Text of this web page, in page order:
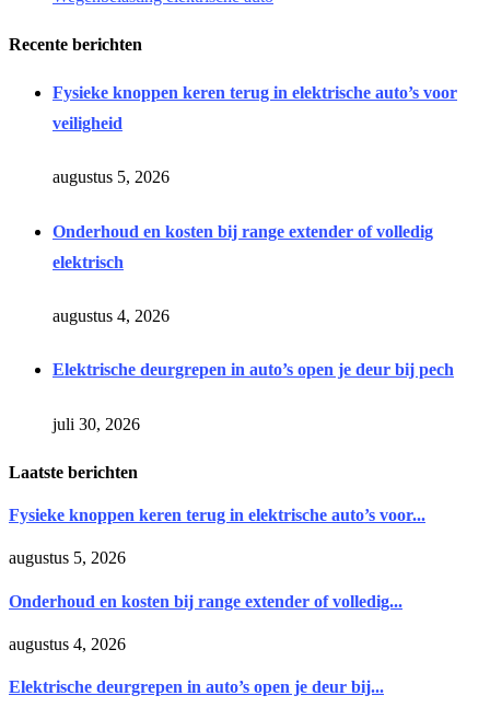
Recente berichten
Fysieke knoppen keren terug in elektrische auto’s voor
veiligheid
augustus 5, 2026
Onderhoud en kosten bij range extender of volledig
elektrisch
augustus 4, 2026
Elektrische deurgrepen in auto’s open je deur bij pech
juli 30, 2026
Laatste berichten
Fysieke knoppen keren terug in elektrische auto’s voor...
augustus 5, 2026
Onderhoud en kosten bij range extender of volledig...
augustus 4, 2026
Elektrische deurgrepen in auto’s open je deur bij...